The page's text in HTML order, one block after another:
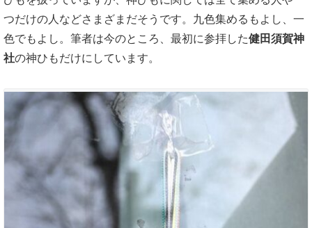
つだけの人などさまざまだそうです。九色集めるもよし、一
色でもよし。筆者は今のところ、最初に参拝した健田須賀神
社の神ひもだけにしています。